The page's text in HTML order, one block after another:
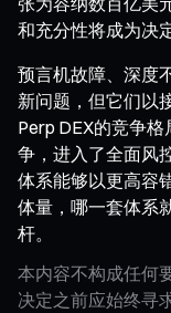
和充分性将成为决
预言机故障、深度
新问题，但它们以
Perp DEX的竞争
争，进入了全面风
体系能够以更高容
体量，哪一套体系
杆。
本内容不构成任何
决定之前应始终寻